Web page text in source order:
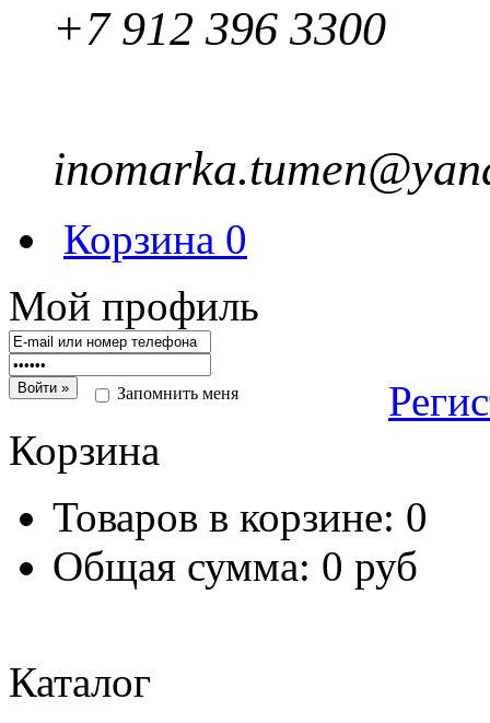
+7 912 396 3300
Корзина 0
Мой профиль
Запомнить меня
Корзина
Товаров в корзине: 0
Общая сумма: 0 руб
Каталог